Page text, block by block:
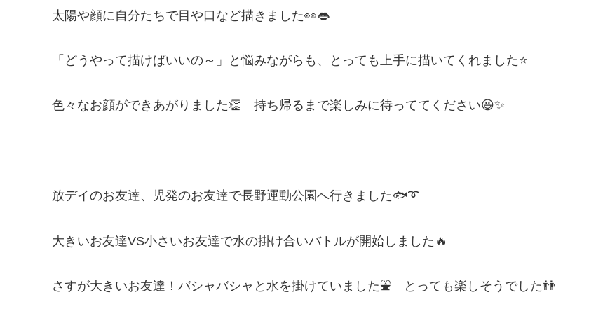
太陽や顔に自分たちで目や口など描きました👀👄
「どうやって描けばいいの～」と悩みながらも、とっても上手に描いてくれました⭐
色々なお顔ができあがりました👏 持ち帰るまで楽しみに待っててください😆✨
放デイのお友達、児発のお友達で長野運動公園へ行きました🐟➰
大きいお友達VS小さいお友達で水の掛け合いバトルが開始しました🔥
さすが大きいお友達！バシャバシャと水を掛けていました⛲ とっても楽しそうでした👬